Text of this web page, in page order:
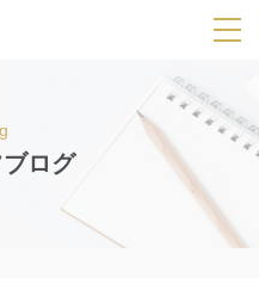
SPメニ
ー
展
用
ボ
ログ